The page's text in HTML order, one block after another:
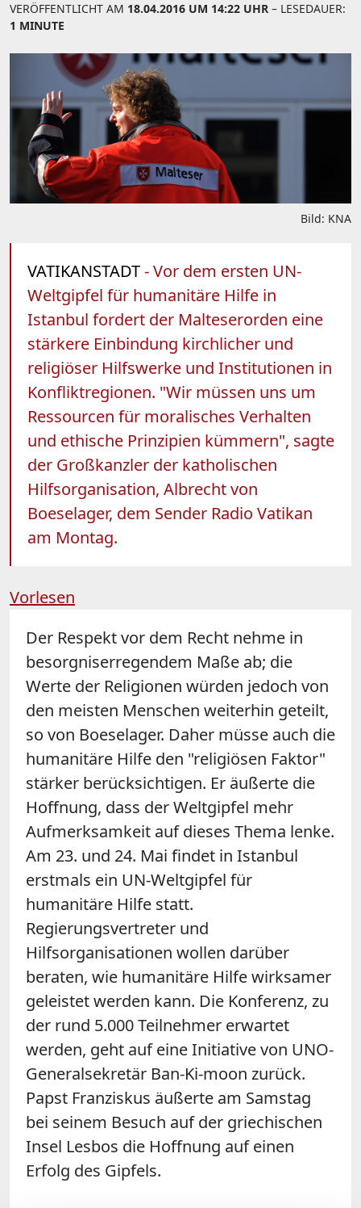
VERÖFFENTLICHT AM 18.04.2016 UM 14:22 UHR – LESEDAUER:
1 MINUTE
Bild: KNA
VATIKANSTADT- Vor dem ersten UN-
Weltgipfel für humanitäre Hilfe in
Istanbul fordert der Malteserorden eine
stärkere Einbindung kirchlicher und
religiöser Hilfswerke und Institutionen in
Konfliktregionen. "Wir müssen uns um
Ressourcen für moralisches Verhalten
und ethische Prinzipien kümmern", sagte
der Großkanzler der katholischen
Hilfsorganisation, Albrecht von
Boeselager, dem Sender Radio Vatikan
am Montag.
Vorlesen
Der Respekt vor dem Recht nehme in
besorgniserregendem Maße ab; die
Werte der Religionen würden jedoch von
den meisten Menschen weiterhin geteilt,
so von Boeselager. Daher müsse auch die
humanitäre Hilfe den "religiösen Faktor"
stärker berücksichtigen. Er äußerte die
Hoffnung, dass der Weltgipfel mehr
Aufmerksamkeit auf dieses Thema lenke.
Am 23. und 24. Mai findet in Istanbul
erstmals ein UN-Weltgipfel für
humanitäre Hilfe statt.
Regierungsvertreter und
Hilfsorganisationen wollen darüber
beraten, wie humanitäre Hilfe wirksamer
geleistet werden kann. Die Konferenz, zu
der rund 5.000 Teilnehmer erwartet
werden, geht auf eine Initiative von UNO-
Generalsekretär Ban-Ki-moon zurück.
Papst Franziskus äußerte am Samstag
bei seinem Besuch auf der griechischen
Insel Lesbos die Hoffnung auf einen
Erfolg des Gipfels.